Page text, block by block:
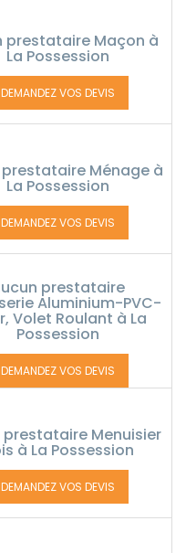
prestataire Maçon à
La Possession
DEMANDEZ VOS DEVIS
Ménage à
La Possession
DEMANDEZ VOS DEVIS
prestataire
Aluminium-PVC-
Volet Roulant à La
Possession
DEMANDEZ VOS DEVIS
prestataire Menuisier
à La Possession
DEMANDEZ VOS DEVIS